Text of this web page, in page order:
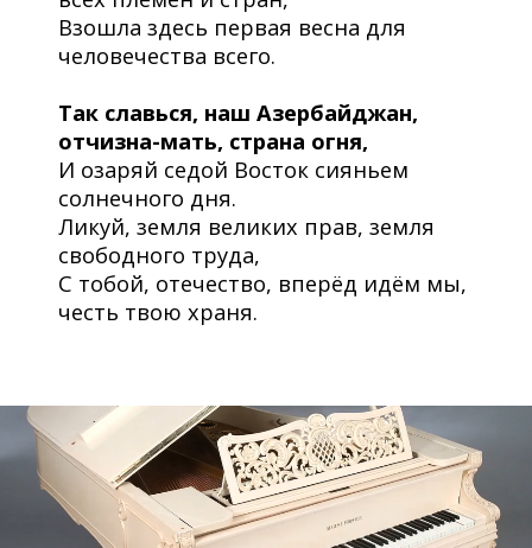
Взошла здесь первая весна для
человечества всего.
Так славься, наш Азербайджан,
отчизна-мать, страна огня,
И озаряй седой Восток сияньем
солнечного дня.
Ликуй, земля великих прав, земля
свободного труда,
С тобой, отечество, вперёд идём мы,
честь твою храня.